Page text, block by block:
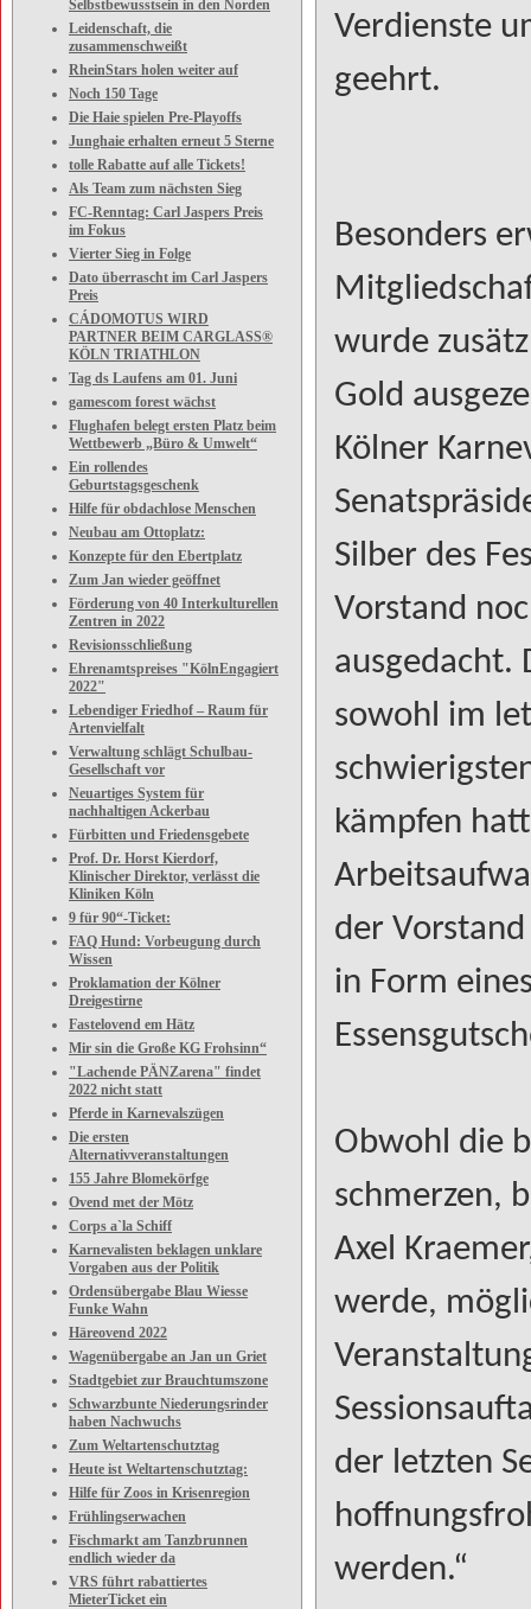
Selbstbewusstsein in den Norden
Leidenschaft, die
zusammenschweißt
RheinStars holen weiter auf
Noch 150 Tage
Die Haie spielen Pre-Playoffs
Junghaie erhalten erneut 5 Sterne
tolle Rabatte auf alle Tickets!
Als Team zum nächsten Sieg
FC-Renntag: Carl Jaspers Preis
im Fokus
Vierter Sieg in Folge
Dato überrascht im Carl Jaspers
Preis
CÁDOMOTUS WIRD
PARTNER BEIM CARGLASS®
KÖLN TRIATHLON
Tag ds Laufens am 01. Juni
gamescom forest wächst
Flughafen belegt ersten Platz beim
Wettbewerb „Büro & Umwelt“
Ein rollendes
Geburtstagsgeschenk
Hilfe für obdachlose Menschen
Neubau am Ottoplatz:
Konzepte für den Ebertplatz
Zum Jan wieder geöffnet
Förderung von 40 Interkulturellen
Zentren in 2022
Revisionsschließung
Ehrenamtspreises "KölnEngagiert
2022"
Lebendiger Friedhof – Raum für
Artenvielfalt
Verwaltung schlägt Schulbau-
Gesellschaft vor
Neuartiges System für
nachhaltigen Ackerbau
Fürbitten und Friedensgebete
Prof. Dr. Horst Kierdorf,
Klinischer Direktor, verlässt die
Kliniken Köln
9 für 90“-Ticket:
FAQ Hund: Vorbeugung durch
Wissen
Proklamation der Kölner
Dreigestirne
Fastelovend em Hätz
Mir sin die Große KG Frohsinn“
"Lachende PÄNZarena" findet
2022 nicht statt
Pferde in Karnevalszügen
Die ersten
Alternativveranstaltungen
155 Jahre Blomekörfge
Ovend met der Mötz
Corps a`la Schiff
Karnevalisten beklagen unklare
Vorgaben aus der Politik
Ordensübergabe Blau Wiesse
Funke Wahn
Häreovend 2022
Wagenübergabe an Jan un Griet
Stadtgebiet zur Brauchtumszone
Schwarzbunte Niederungsrinder
haben Nachwuchs
Zum Weltartenschutztag
Heute ist Weltartenschutztag:
Hilfe für Zoos in Krisenregion
Frühlingserwachen
Fischmarkt am Tanzbrunnen
endlich wieder da
VRS führt rabattiertes
MieterTicket ein
Verdienste
geehrt.
Besonders
wurde
Gold
Kölner
Silber des
Vorstand
ausgedacht.
sowohl im
kämpfen
der
in Form
Obwohl die
schmerzen,
Axel
werde,
der letzten
werden.“